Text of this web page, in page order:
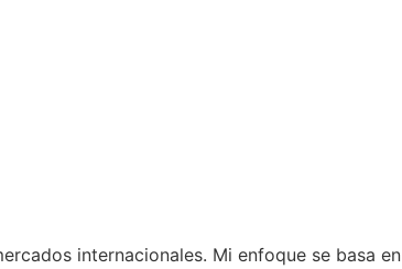
internacionales. Mi enfoque se basa en